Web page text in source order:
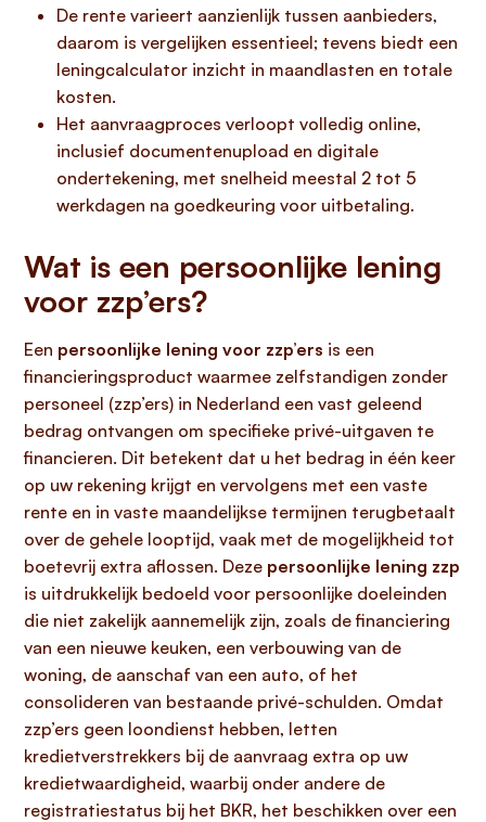
De rente varieert aanzienlijk tussen aanbieders,
daarom is vergelijken essentieel; tevens biedt een
leningcalculator inzicht in maandlasten en totale
kosten.
Het aanvraagproces verloopt volledig online,
inclusief documentenupload en digitale
ondertekening, met snelheid meestal 2 tot 5
werkdagen na goedkeuring voor uitbetaling.
Wat is een persoonlijke lening
voor zzp’ers?
Een persoonlijke lening voor zzp’ers is een
financieringsproduct waarmee zelfstandigen zonder
personeel (zzp’ers) in Nederland een vast geleend
bedrag ontvangen om specifieke privé-uitgaven te
financieren. Dit betekent dat u het bedrag in één keer
op uw rekening krijgt en vervolgens met een vaste
rente en in vaste maandelijkse termijnen terugbetaalt
over de gehele looptijd, vaak met de mogelijkheid tot
boetevrij extra aflossen. Deze persoonlijke lening zzp
is uitdrukkelijk bedoeld voor persoonlijke doeleinden
die niet zakelijk aannemelijk zijn, zoals de financiering
van een nieuwe keuken, een verbouwing van de
woning, de aanschaf van een auto, of het
consolideren van bestaande privé-schulden. Omdat
zzp’ers geen loondienst hebben, letten
kredietverstrekkers bij de aanvraag extra op uw
kredietwaardigheid, waarbij onder andere de
registratiestatus bij het BKR, het beschikken over een